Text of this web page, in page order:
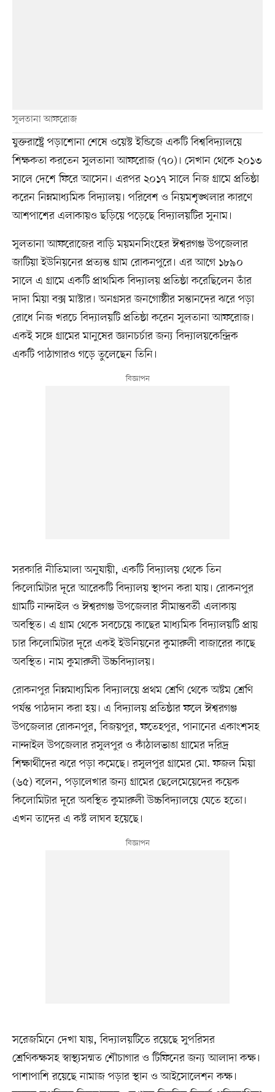
সুলতানা আফরোজ
যুক্তরাষ্ট্রে পড়াশোনা শেষে ওয়েস্ট ইন্ডিজে একটি বিশ্ববিদ্যালয়ে
শিক্ষকতা করতেন সুলতানা আফরোজ (৭০)। সেখান থেকে ২০১৩
সালে দেশে ফিরে আসেন। এরপর ২০১৭ সালে নিজ গ্রামে প্রতিষ্ঠা
করেন নিম্নমাধ্যমিক বিদ্যালয়। পরিবেশ ও নিয়মশৃঙ্খলার কারণে
আশপাশের এলাকায়ও ছড়িয়ে পড়েছে বিদ্যালয়টির সুনাম।
সুলতানা আফরোজের বাড়ি ময়মনসিংহের ঈশ্বরগঞ্জ উপজেলার
জাটিয়া ইউনিয়নের প্রত্যন্ত গ্রাম রোকনপুরে। এর আগে ১৮৯০
সালে এ গ্রামে একটি প্রাথমিক বিদ্যালয় প্রতিষ্ঠা করেছিলেন তাঁর
দাদা মিয়া বক্স মাস্টার। অনগ্রসর জনগোষ্ঠীর সন্তানদের ঝরে পড়া
রোধে নিজ খরচে বিদ্যালয়টি প্রতিষ্ঠা করেন সুলতানা আফরোজ।
একই সঙ্গে গ্রামের মানুষের জ্ঞানচর্চার জন্য বিদ্যালয়কেন্দ্রিক
একটি পাঠাগারও গড়ে তুলেছেন তিনি।
সরকারি নীতিমালা অনুযায়ী, একটি বিদ্যালয় থেকে তিন
কিলোমিটার দূরে আরেকটি বিদ্যালয় স্থাপন করা যায়। রোকনপুর
গ্রামটি নান্দাইল ও ঈশ্বরগঞ্জ উপজেলার সীমান্তবর্তী এলাকায়
অবস্থিত। এ গ্রাম থেকে সবচেয়ে কাছের মাধ্যমিক বিদ্যালয়টি প্রায়
চার কিলোমিটার দূরে একই ইউনিয়নের কুমারুলী বাজারের কাছে
অবস্থিত। নাম কুমারুলী উচ্চবিদ্যালয়।
রোকনপুর নিম্নমাধ্যমিক বিদ্যালয়ে প্রথম শ্রেণি থেকে অষ্টম শ্রেণি
পর্যন্ত পাঠদান করা হয়। এ বিদ্যালয় প্রতিষ্ঠার ফলে ঈশ্বরগঞ্জ
উপজেলার রোকনপুর, বিজয়পুর, ফতেহপুর, পানানের একাংশসহ
নান্দাইল উপজেলার রসুলপুর ও কাঁঠালভাঙা গ্রামের দরিদ্র
শিক্ষার্থীদের ঝরে পড়া কমেছে। রসুলপুর গ্রামের মো. ফজল মিয়া
(৬৫) বলেন, পড়ালেখার জন্য গ্রামের ছেলেমেয়েদের কয়েক
কিলোমিটার দূরে অবস্থিত কুমারুলী উচ্চবিদ্যালয়ে যেতে হতো।
এখন তাদের এ কষ্ট লাঘব হয়েছে।
সরেজমিনে দেখা যায়, বিদ্যালয়টিতে রয়েছে সুপরিসর
শ্রেণিকক্ষসহ স্বাস্থ্যসম্মত শৌচাগার ও টিফিনের জন্য আলাদা কক্ষ।
পাশাপাশি রয়েছে নামাজ পড়ার স্থান ও আইসোলেশন কক্ষ।